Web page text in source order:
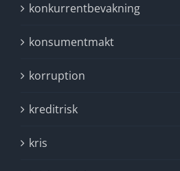
konkurrentbevakning
konsumentmakt
korruption
kreditrisk
kris